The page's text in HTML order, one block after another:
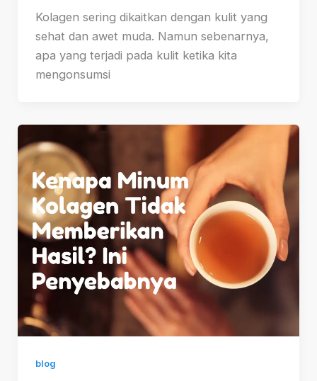
Kolagen sering dikaitkan dengan kulit yang
sehat dan awet muda. Namun sebenarnya,
apa yang terjadi pada kulit ketika kita
mengonsumsi
blog